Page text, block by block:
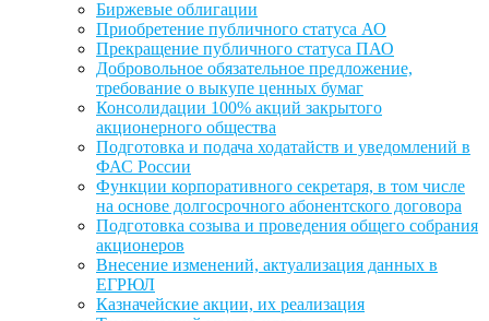
Биржевые облигации
Приобретение публичного статуса АО
Прекращение публичного статуса ПАО
Добровольное обязательное предложение,
требование о выкупе ценных бумаг
Консолидации 100% акций закрытого
акционерного общества
Подготовка и подача ходатайств и уведомлений в
ФАС России
Функции корпоративного секретаря, в том числе
на основе долгосрочного абонентского договора
Подготовка созыва и проведения общего собрания
акционеров
Внесение изменений, актуализация данных в
ЕГРЮЛ
Казначейские акции, их реализация